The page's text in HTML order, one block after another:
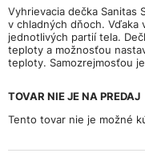
Vyhrievacia dečka Sanitas
v chladných dňoch.
jednotlivých partií tela.
teploty a možnosťou
teploty. Samozrejmosťou
TOVAR NIE JE NA PREDAJ
Tento tovar nie je možné